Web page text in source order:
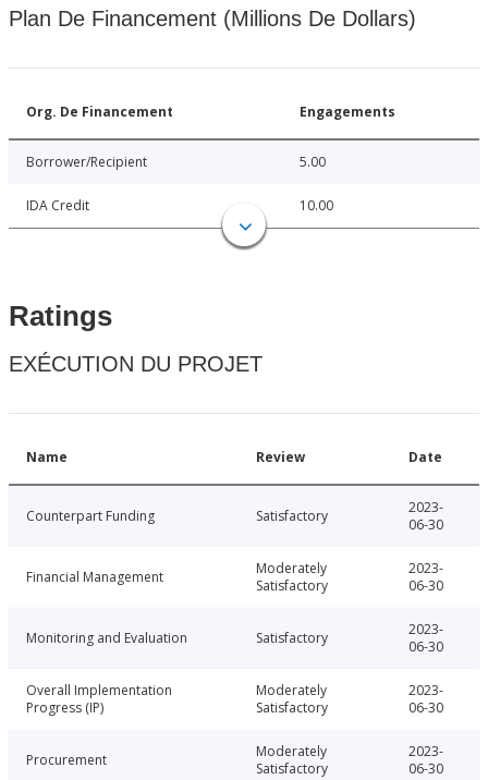
Plan De Financement (Millions De Dollars)
Org. De Financement Engagements
Borrower/Recipient 5.00
IDA Credit 10.00
Ratings
EXÉCUTION DU PROJET
Name Review Date
Counterpart Funding Satisfactory
2023-
06-30
Financial Management
Moderately
Satisfactory
2023-
06-30
Monitoring and Evaluation Satisfactory
2023-
06-30
Overall Implementation
Progress (IP)
Moderately
Satisfactory
2023-
06-30
Procurement
Moderately
Satisfactory
2023-
06-30